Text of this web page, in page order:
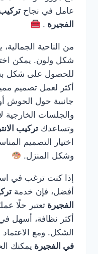
عامل في نجاح
الفجيرة .
من الناحية
شكل ولون. يمكن
للحصول على شكل
أكثر لعمل تصميم
جانبية حول الحوش
والجلسات الخارجية
وتساعدك تركيب
اختيار التصميم
وشكل المنزل.
إذا كنت ترغب في
أفضل، فإن خدمة
الفجيرة تعتبر حلًا
أكثر نظافة، أسهل
الشكل. ومع
في الفجيرة يمكنك